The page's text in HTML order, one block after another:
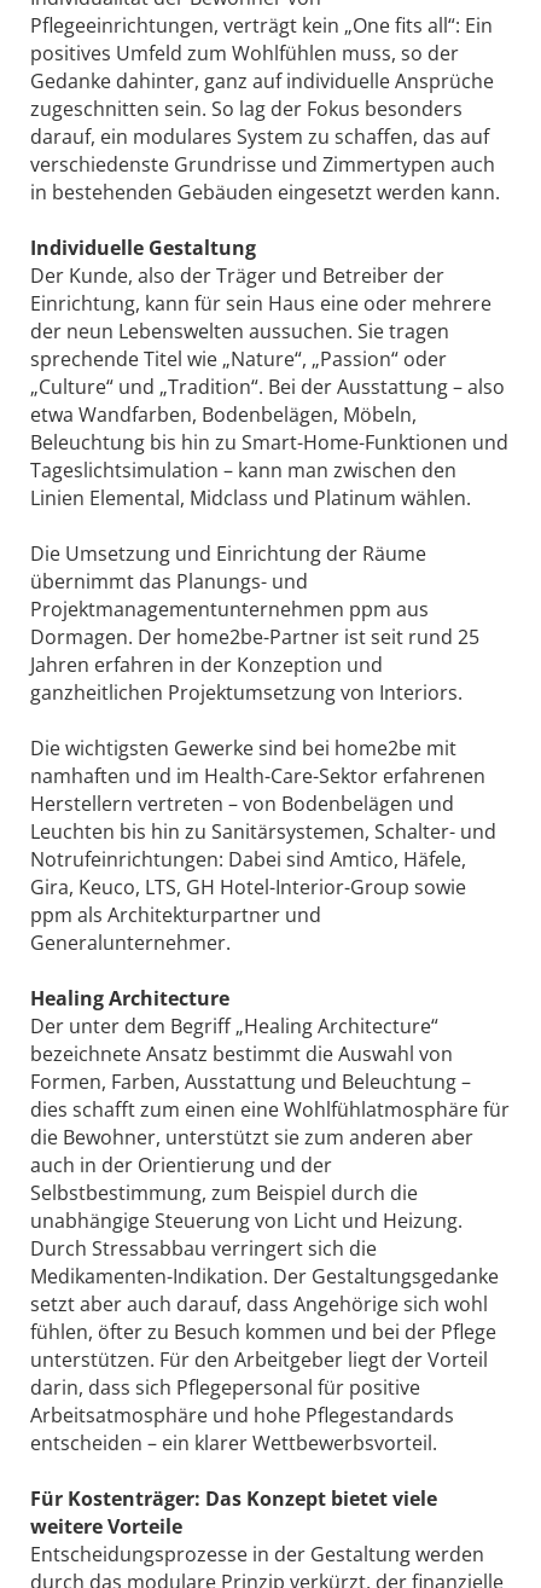
Pflegeeinrichtungen, verträgt kein „One fits all“: Ein
positives Umfeld zum Wohlfühlen muss, so der
Gedanke dahinter, ganz auf individuelle Ansprüche
zugeschnitten sein. So lag der Fokus besonders
darauf, ein modulares System zu schaffen, das auf
verschiedenste Grundrisse und Zimmertypen auch
in bestehenden Gebäuden eingesetzt werden kann.
Individuelle Gestaltung
Der Kunde, also der Träger und Betreiber der
Einrichtung, kann für sein Haus eine oder mehrere
der neun Lebenswelten aussuchen. Sie tragen
sprechende Titel wie „Nature“, „Passion“ oder
„Culture“ und „Tradition“. Bei der Ausstattung – also
etwa Wandfarben, Bodenbelägen, Möbeln,
Beleuchtung bis hin zu Smart-Home-Funktionen und
Tageslichtsimulation – kann man zwischen den
Linien Elemental, Midclass und Platinum wählen.
Die Umsetzung und Einrichtung der Räume
übernimmt das Planungs- und
Projektmanagementunternehmen ppm aus
Dormagen. Der home2be-Partner ist seit rund 25
Jahren erfahren in der Konzeption und
ganzheitlichen Projektumsetzung von Interiors.
Die wichtigsten Gewerke sind bei home2be mit
namhaften und im Health-Care-Sektor erfahrenen
Herstellern vertreten – von Bodenbelägen und
Leuchten bis hin zu Sanitärsystemen, Schalter- und
Notrufeinrichtungen: Dabei sind Amtico, Häfele,
Gira, Keuco, LTS, GH Hotel-Interior-Group sowie
ppm als Architekturpartner und
Generalunternehmer.
Healing Architecture
Der unter dem Begriff „Healing Architecture“
bezeichnete Ansatz bestimmt die Auswahl von
Formen, Farben, Ausstattung und Beleuchtung –
dies schafft zum einen eine Wohlfühlatmosphäre für
die Bewohner, unterstützt sie zum anderen aber
auch in der Orientierung und der
Selbstbestimmung, zum Beispiel durch die
unabhängige Steuerung von Licht und Heizung.
Durch Stressabbau verringert sich die
Medikamenten-Indikation. Der Gestaltungsgedanke
setzt aber auch darauf, dass Angehörige sich wohl
fühlen, öfter zu Besuch kommen und bei der Pflege
unterstützen. Für den Arbeitgeber liegt der Vorteil
darin, dass sich Pflegepersonal für positive
Arbeitsatmosphäre und hohe Pflegestandards
entscheiden – ein klarer Wettbewerbsvorteil.
Für Kostenträger: Das Konzept bietet viele
weitere Vorteile
Entscheidungsprozesse in der Gestaltung werden
durch das modulare Prinzip verkürzt, der finanzielle